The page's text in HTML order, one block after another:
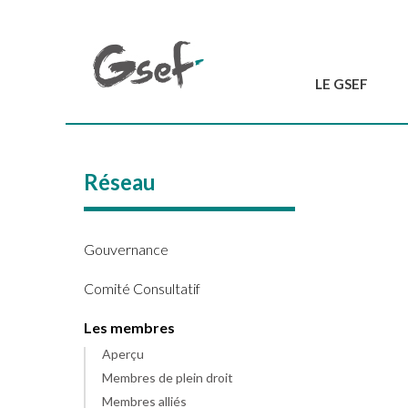
LE GSEF
Réseau
Gouvernance
Comité Consultatif
Les membres
Aperçu
Membres de plein droit
Membres alliés